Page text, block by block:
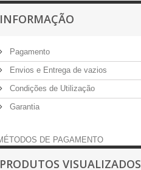
INFORMAÇÃO
Pagamento
Envios e Entrega de vazios
Condições de Utilização
Garantia
PRODUTOS VISUALIZADOS